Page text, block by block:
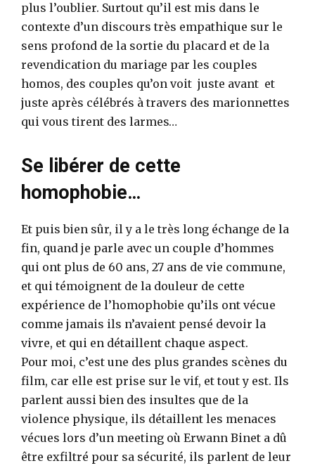
plus l’oublier. Surtout qu’il est mis dans le
contexte d’un discours très empathique sur le
sens profond de la sortie du placard et de la
revendication du mariage par les couples
homos, des couples qu’on voit juste avant et
juste après célébrés à travers des marionnettes
qui vous tirent des larmes…
Se libérer de cette
homophobie…
Et puis bien sûr, il y a le très long échange de la
fin, quand je parle avec un couple d’hommes
qui ont plus de 60 ans, 27 ans de vie commune,
et qui témoignent de la douleur de cette
expérience de l’homophobie qu’ils ont vécue
comme jamais ils n’avaient pensé devoir la
vivre, et qui en détaillent chaque aspect.
Pour moi, c’est une des plus grandes scènes du
film, car elle est prise sur le vif, et tout y est. Ils
parlent aussi bien des insultes que de la
violence physique, ils détaillent les menaces
vécues lors d’un meeting où Erwann Binet a dû
être exfiltré pour sa sécurité, ils parlent de leur